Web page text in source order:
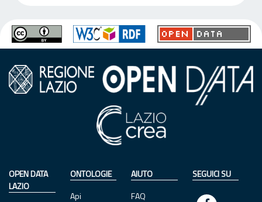
OPEN DATA
LAZIO
ONTOLOGIE
Api
AIUTO
FAQ
SEGUICI SU